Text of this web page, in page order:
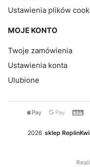
Ustawienia plików
MOJE KONTO
Twoje zamówienia
Ustawienia konta
Ulubione
2026 sklep